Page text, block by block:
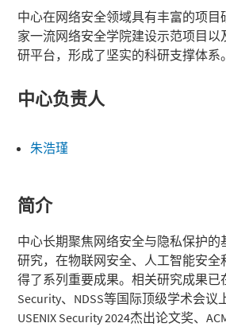
中心在网络安全领域具有丰富的项
家一流网络安全学院建设示范项目
研平台，形成了坚实的科研支撑体系。
中心负责人
朱浩瑾
简介
中心长期聚焦网络安全与隐私保护的
研究，在物联网安全、人工智能安全
得了系列重要成果。相关研究成果已在
Security、NDSS等国际顶级学术会议
USENIX Security 2024杰出论文奖、